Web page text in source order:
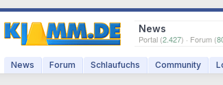
News
Portal (2.427) · Forum (
News Forum Schlaufuchs Community